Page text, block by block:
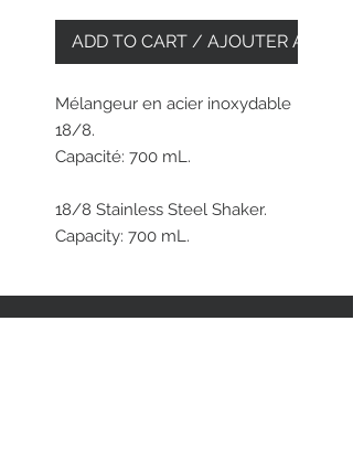
ADD TO CART / AJOUTER AU
Mélangeur en acier inoxydable
18/8.
Capacité: 700 mL.
18/8 Stainless Steel Shaker.
Capacity: 700 mL.